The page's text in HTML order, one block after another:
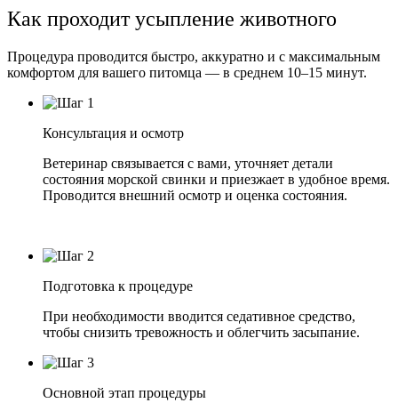
Как проходит усыпление животного
Процедура проводится быстро, аккуратно и с максимальным
комфортом для вашего питомца — в среднем 10–15 минут.
Консультация и осмотр
Ветеринар связывается с вами, уточняет детали
состояния морской свинки и приезжает в удобное время.
Проводится внешний осмотр и оценка состояния.
Подготовка к процедуре
При необходимости вводится седативное средство,
чтобы снизить тревожность и облегчить засыпание.
Основной этап процедуры